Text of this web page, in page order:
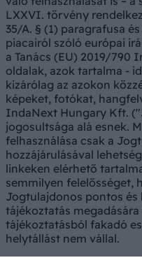
LXXVI. törvény
35/A. § (1) paragrafusa
piacairól szóló európai
a Tanács (EU) 2019/790
oldalak, azok tartalma -
kizárólag az azokon
képeket, fotókat,
IndaNext Hungary Kft.
jogosultsága alá esnek.
felhasználása csak a
hozzájárulásával
linkeken elérhető
semmilyen felelősséget,
Jogtulajdonos pontos
tájékoztatás
tájékoztatásból fakadó
helytállást nem vállal.